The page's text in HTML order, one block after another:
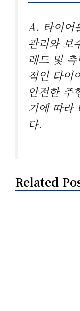
A. 타이어
관리와 보
레드 및
적인 타이
안전한 주
기에 따라
다.
Related